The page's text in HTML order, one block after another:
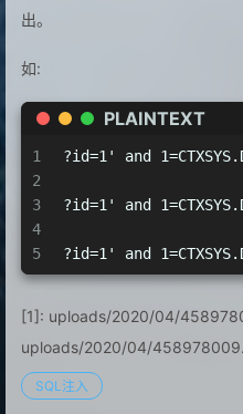
出。
如:
PLAINTEXT
1
2
3
4
5
?id=1' and
?id=1' and
?id=1' and
[1]: uploads/2020/04/
uploads/2020/04/
SQL注入